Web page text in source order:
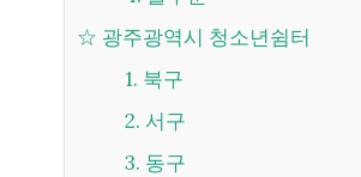
☆ 광주광역시 청소년쉼터
1. 북구
2. 서구
3. 동구